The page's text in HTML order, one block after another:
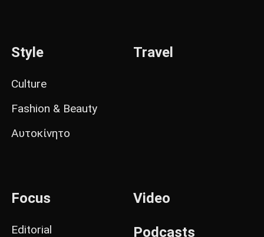
Style
Culture
Fashion & Beauty
Αυτοκίνητο
Travel
Focus
Editorial
Video
Podcasts